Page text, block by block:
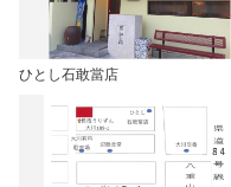
ひとし石敢當店